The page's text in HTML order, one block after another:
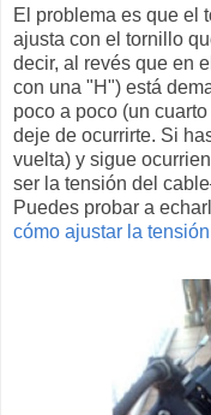
El problema es que el
ajusta con el tornillo
decir, al revés que en
con una "H") está
poco a poco (un
deje de ocurrirte. Si
vuelta) y sigue
ser la tensión del cable
Puedes probar a
cómo ajustar la